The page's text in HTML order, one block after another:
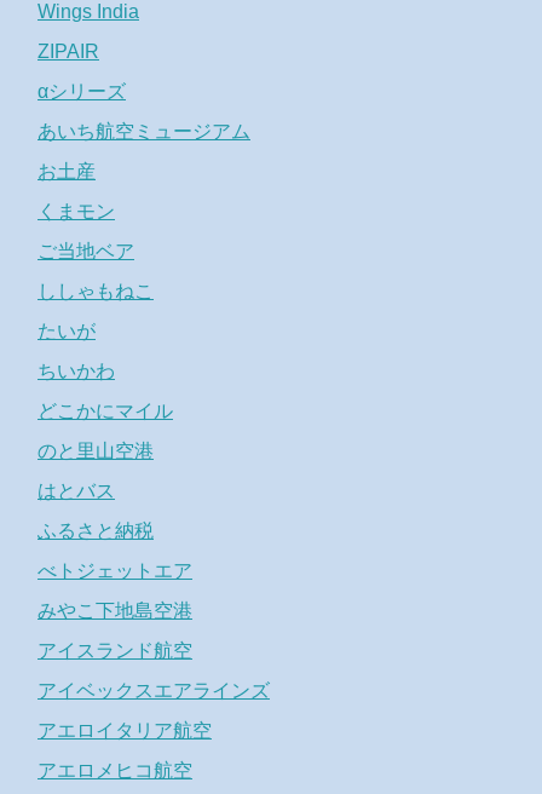
Wings India
ZIPAIR
αシリーズ
あいち航空ミュージアム
お土産
くまモン
ご当地ベア
ししゃもねこ
たいが
ちいかわ
どこかにマイル
のと里山空港
はとバス
ふるさと納税
べトジェットエア
みやこ下地島空港
アイスランド航空
アイベックスエアラインズ
アエロイタリア航空
アエロメヒコ航空